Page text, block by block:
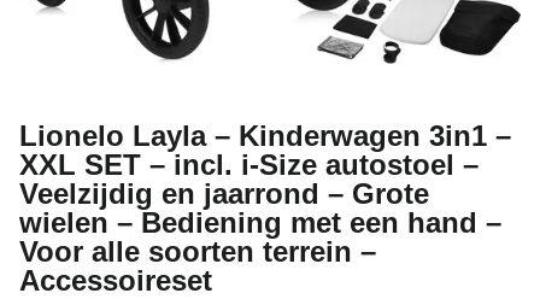
Lionelo Layla – Kinderwagen 3in1 –
XXL SET – incl. i-Size autostoel –
Veelzijdig en jaarrond – Grote
wielen – Bediening met een hand –
Voor alle soorten terrein –
Accessoireset